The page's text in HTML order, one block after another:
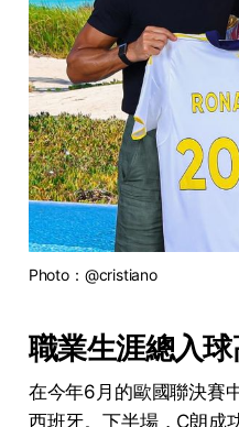
Photo：@cristiano
職業生涯總入
在今年6月的歐國聯決賽
西班牙。下半場，C朗成